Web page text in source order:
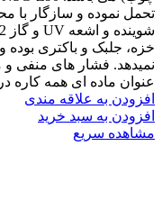
تحمل نموده و سازگار با
خزه، جلبک و باکتری بوده
نمیدهد. فشار های منفی و
عنوان ماده ای همه کاره
افزودن به علاقه مندی
افزودن به سبد خرید
مشاهده سریع